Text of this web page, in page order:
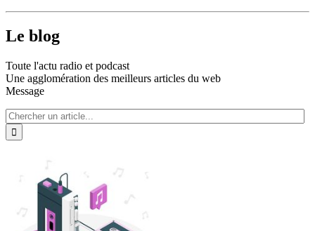
Le blog
Toute l'actu radio et podcast
Une agglomération des meilleurs articles du web
Message